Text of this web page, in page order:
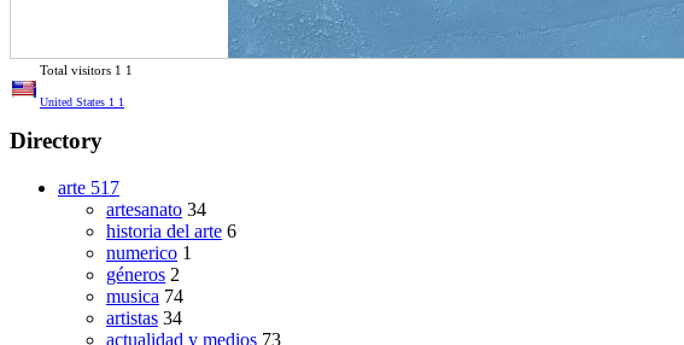
Total visitors 1 1
United States 1 1
Directory
arte 517
artesanato 34
historia del arte 6
numerico 1
géneros 2
musica 74
artistas 34
actualidad y medios 73